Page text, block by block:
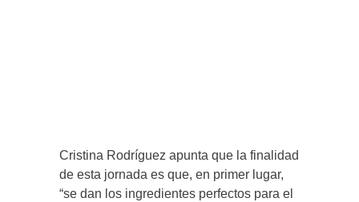
Cristina Rodríguez apunta que la finalidad
de esta jornada es que, en primer lugar,
“se dan los ingredientes perfectos para el